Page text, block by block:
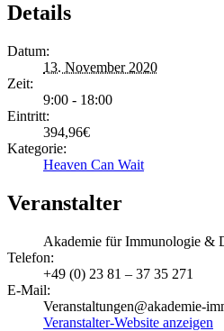
Details
Datum:
13. November 2020
Zeit:
9:00 - 18:00
Eintritt:
394,96€
Kategorie:
Heaven Can Wait
Veranstalter
Akademie für Immunologie &
Telefon:
+49 (0) 23 81 – 37 35 271
E-Mail:
Veranstaltungen@akademie-
Veranstalter-Website anzeigen